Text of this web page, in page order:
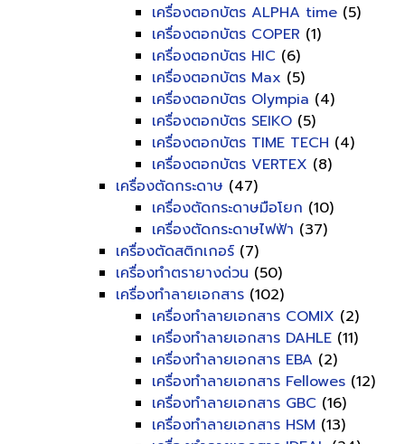
เครื่องตอกบัตร ALPHA time (5)
เครื่องตอกบัตร COPER (1)
เครื่องตอกบัตร HIC (6)
เครื่องตอกบัตร Max (5)
เครื่องตอกบัตร Olympia (4)
เครื่องตอกบัตร SEIKO (5)
เครื่องตอกบัตร TIME TECH (4)
เครื่องตอกบัตร VERTEX (8)
เครื่องตัดกระดาษ (47)
เครื่องตัดกระดาษมือโยก (10)
เครื่องตัดกระดาษไฟฟ้า (37)
เครื่องตัดสติกเกอร์ (7)
เครื่องทำตรายางด่วน (50)
เครื่องทำลายเอกสาร (102)
เครื่องทำลายเอกสาร COMIX (2)
เครื่องทำลายเอกสาร DAHLE (11)
เครื่องทำลายเอกสาร EBA (2)
เครื่องทำลายเอกสาร Fellowes (12)
เครื่องทำลายเอกสาร GBC (16)
เครื่องทำลายเอกสาร HSM (13)